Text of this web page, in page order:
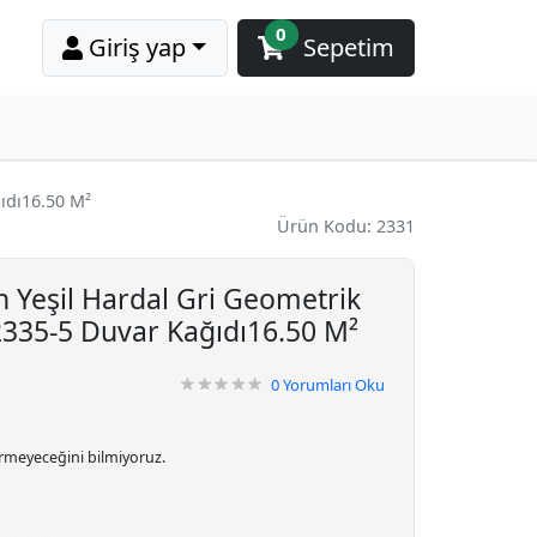
Giriş yap Sepetim
0
M²
Ürün Kodu: 2331
Yeşil Hardal Gri Geometrik
5 Duvar Kağıdı16.50 M²
0Yorumları Oku
bilmiyoruz.